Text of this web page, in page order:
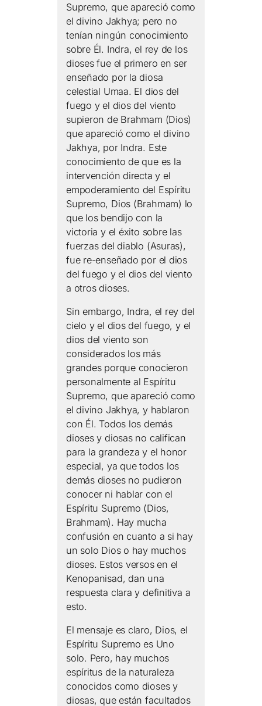
Supremo, que apareció como
el divino Jakhya; pero no
tenían ningún conocimiento
sobre Él. Indra, el rey de los
dioses fue el primero en ser
enseñado por la diosa
celestial Umaa. El dios del
fuego y el dios del viento
supieron de Brahmam (Dios)
que apareció como el divino
Jakhya, por Indra. Este
conocimiento de que es la
intervención directa y el
empoderamiento del Espíritu
Supremo, Dios (Brahmam) lo
que los bendijo con la
victoria y el éxito sobre las
fuerzas del diablo (Asuras),
fue re-enseñado por el dios
del fuego y el dios del viento
a otros dioses.
Sin embargo, Indra, el rey del
cielo y el dios del fuego, y el
dios del viento son
considerados los más
grandes porque conocieron
personalmente al Espíritu
Supremo, que apareció como
el divino Jakhya, y hablaron
con Él. Todos los demás
dioses y diosas no califican
para la grandeza y el honor
especial, ya que todos los
demás dioses no pudieron
conocer ni hablar con el
Espíritu Supremo (Dios,
Brahmam). Hay mucha
confusión en cuanto a si hay
un solo Dios o hay muchos
dioses. Estos versos en el
Kenopanisad, dan una
respuesta clara y definitiva a
esto.
El mensaje es claro, Dios, el
Espíritu Supremo es Uno
solo. Pero, hay muchos
espíritus de la naturaleza
conocidos como dioses y
diosas, que están facultados